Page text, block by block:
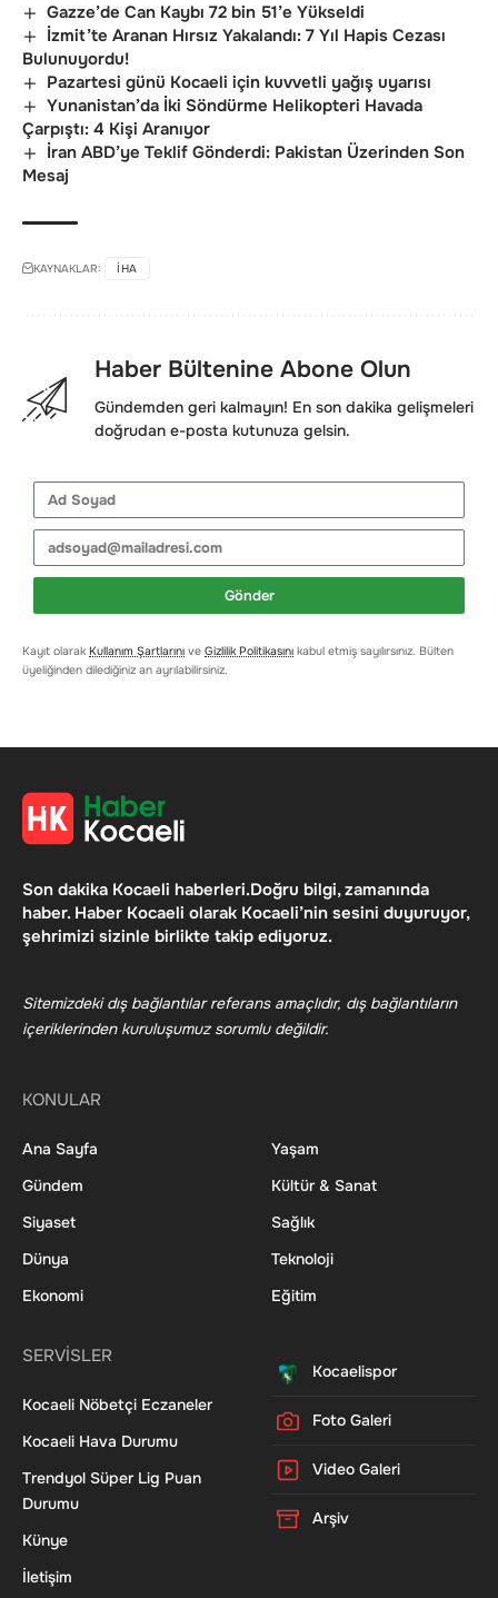
Gazze’de Can Kaybı 72 bin 51’e Yükseldi
İzmit’te Aranan Hırsız Yakalandı: 7 Yıl Hapis Cezası
Bulunuyordu!
Pazartesi günü Kocaeli için kuvvetli yağış uyarısı
Yunanistan’da İki Söndürme Helikopteri Havada
Çarpıştı: 4 Kişi Aranıyor
İran ABD’ye Teklif Gönderdi: Pakistan Üzerinden Son
Mesaj
KAYNAKLAR: IHA
Haber Bültenine Abone Olun
Gündemden geri kalmayın! En son dakika gelişmeleri
doğrudan e-posta kutunuza gelsin.
Gönder
Kayıt olarak Kullanım Şartlarını ve Gizlilik Politikasını kabul etmiş sayılırsınız. Bülten
üyeliğinden dilediğiniz an ayrılabilirsiniz.
Son dakika Kocaeli haberleri.Doğru bilgi, zamanında
haber. Haber Kocaeli olarak Kocaeli’nin sesini duyuruyor,
şehrimizi sizinle birlikte takip ediyoruz.
Sitemizdeki dış bağlantılar referans amaçlıdır, dış bağlantıların
içeriklerinden kuruluşumuz sorumlu değildir.
KONULAR
Ana Sayfa
Gündem
Siyaset
Dünya
Ekonomi
Yaşam
Kültür & Sanat
Sağlık
Teknoloji
Eğitim
SERVİSLER
Kocaeli Nöbetçi Eczaneler
Kocaeli Hava Durumu
Trendyol Süper Lig Puan
Durumu
Künye
İletişim
Kocaelispor
Foto Galeri
Video Galeri
Arşiv